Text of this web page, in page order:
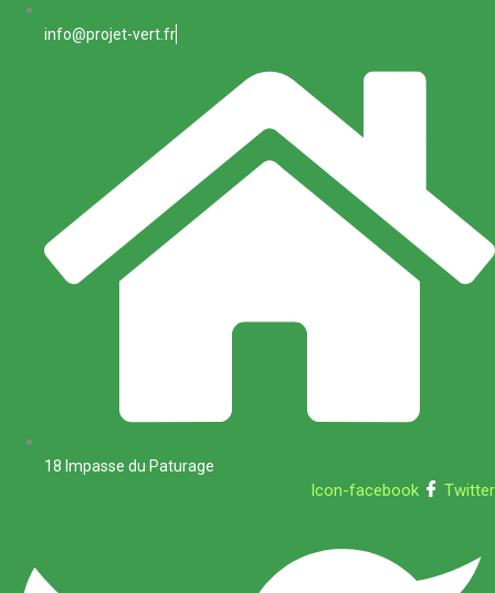
info@projet-vert.fr
18 Impasse du Paturage
Icon-facebook Twitter